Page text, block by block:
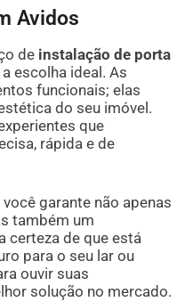
Avidos
de instalação de porta
escolha ideal. As
funcionais; elas
do seu imóvel.
que
rápida e de
garante não apenas
também um
certeza de que está
para o seu lar ou
ouvir suas
solução no mercado.